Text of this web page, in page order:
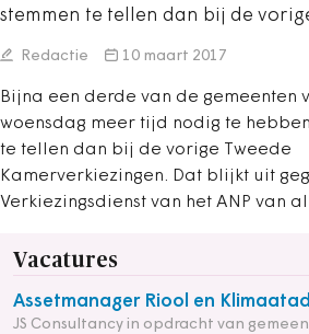
stemmen te tellen dan bij de
Redactie 10 maart 2017
Bijna een derde van de gemeenten
woensdag meer tijd nodig te
te tellen dan bij de vorige Tweede
Kamerverkiezingen. Dat blijkt uit
Verkiezingsdienst van het ANP van
Vacatures
Assetmanager Riool en
JS Consultancy in opdracht van